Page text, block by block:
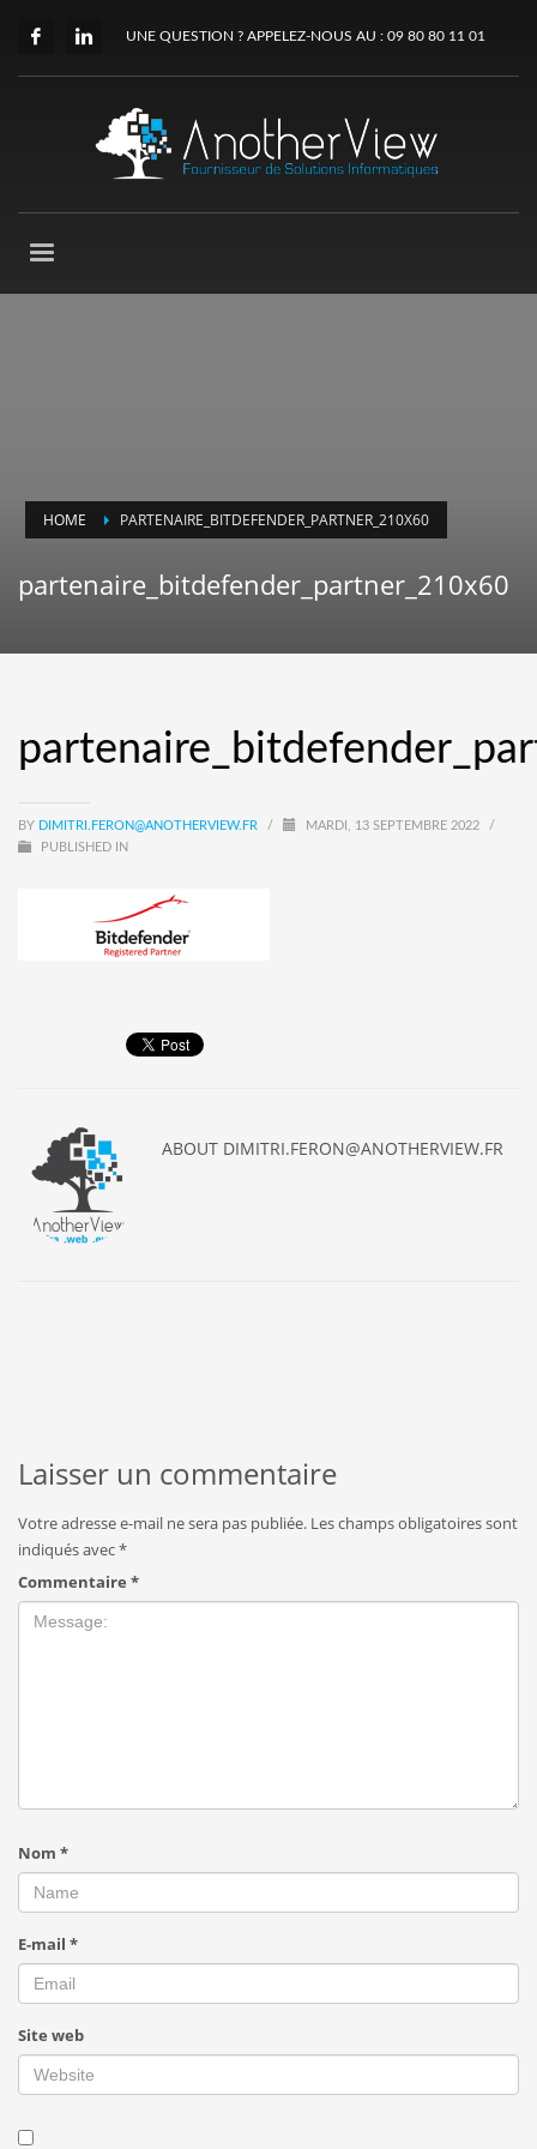
UNE QUESTION ? APPELEZ-NOUS AU : 09 80 80 11 01
HOME PARTENAIRE_BITDEFENDER_PARTNER_210X60
partenaire_bitdefender_partner_210x60
BY DIMITRI.FERON@ANOTHERVIEW.FR / MARDI, 13 SEPTEMBRE 2022
/
PUBLISHED IN
ABOUT DIMITRI.FERON@ANOTHERVIEW.FR
Laisser un commentaire
Votre adresse e-mail ne sera pas publiée. Les champs obligatoires sont
indiqués avec*
Commentaire *
Nom *
E-mail *
Site web